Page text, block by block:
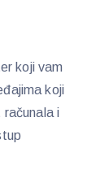
koji vam
koji
i